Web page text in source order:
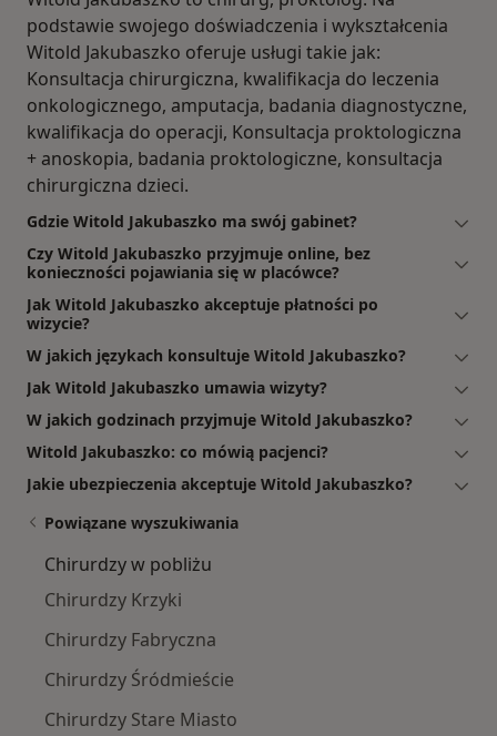
podstawie swojego doświadczenia i wykształcenia
Witold Jakubaszko oferuje usługi takie jak:
Konsultacja chirurgiczna, kwalifikacja do leczenia
onkologicznego, amputacja, badania diagnostyczne,
kwalifikacja do operacji, Konsultacja proktologiczna
+ anoskopia, badania proktologiczne, konsultacja
chirurgiczna dzieci.
Gdzie Witold Jakubaszko ma swój gabinet?
Czy Witold Jakubaszko przyjmuje online, bez
konieczności pojawiania się w placówce?
Jak Witold Jakubaszko akceptuje płatności po
wizycie?
W jakich językach konsultuje Witold Jakubaszko?
Jak Witold Jakubaszko umawia wizyty?
W jakich godzinach przyjmuje Witold Jakubaszko?
Witold Jakubaszko: co mówią pacjenci?
Jakie ubezpieczenia akceptuje Witold Jakubaszko?
Powiązane wyszukiwania
Chirurdzy w pobliżu
Chirurdzy Krzyki
Chirurdzy Fabryczna
Chirurdzy Śródmieście
Chirurdzy Stare Miasto